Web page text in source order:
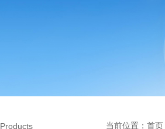
Products 当前位置： 首页